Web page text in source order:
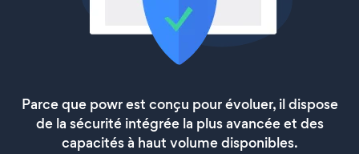
Parce que powr est conçu pour évoluer, il dispose
de la sécurité intégrée la plus avancée et des
capacités à haut volume disponibles.